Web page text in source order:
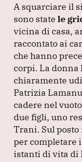
A squarciare il
sono state le
vicina di casa,
raccontato ai
che hanno
corpi. La
chiaramente
Patrizia
cadere nel
due figli, uno
Trani. Sul
per completare
istanti di vita di